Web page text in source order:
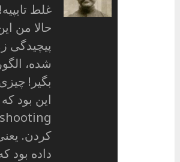
غلط تایپیه!
حالا من
پیچیدگی
بگیر!
کردن.
داده بود